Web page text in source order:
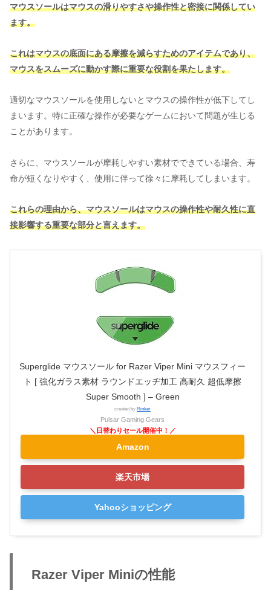
マウスソールはマウスの滑りやすさや操作性と密接に関係してい
ます。
これはマウスの底面にある摩擦を減らすためのアイテムであり、
マウスをスムーズに動かす際に重要な役割を果たします。
適切なマウスソールを使用しないとマウスの操作性が低下してし
まいます。特に正確な操作が必要なゲームにおいて問題が生じる
ことがあります。
さらに、マウスソールが摩耗しやすい素材でできている場合、寿
命が短くなりやすく、使用に伴って徐々に摩耗してしまいます。
これらの理由から、マウスソールはマウスの操作性や耐久性に直
接影響する重要な部分と言えます。
Superglide マウスソール for Razer Viper Mini マウスフィー
ト [ 強化ガラス素材 ラウンドエッヂ加工 高耐久 超低摩擦
Super Smooth ] – Green
created by Rinker
Pulsar Gaming Gears
Amazon
楽天市場
Yahooショッピング
Razer Viper Miniの性能